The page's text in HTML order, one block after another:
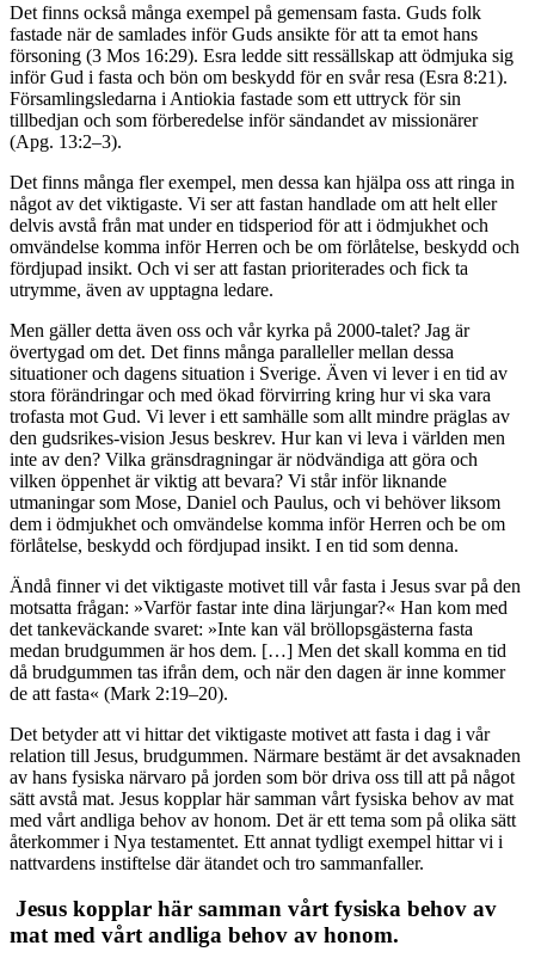
Det finns också många exempel på gemensam fasta. Guds folk
fastade när de samlades inför Guds ansikte för att ta emot hans
försoning (3 Mos 16:29). Esra ledde sitt ressällskap att ödmjuka sig
inför Gud i fasta och bön om beskydd för en svår resa (Esra 8:21).
Församlingsledarna i Antiokia fastade som ett uttryck för sin
tillbedjan och som förberedelse inför sändandet av missionärer
(Apg. 13:2–3).
Det finns många fler exempel, men dessa kan hjälpa oss att ringa in
något av det viktigaste. Vi ser att fastan handlade om att helt eller
delvis avstå från mat under en tidsperiod för att i ödmjukhet och
omvändelse komma inför Herren och be om förlåtelse, beskydd och
fördjupad insikt. Och vi ser att fastan prioriterades och fick ta
utrymme, även av upptagna ledare.
Men gäller detta även oss och vår kyrka på 2000-talet? Jag är
övertygad om det. Det finns många paralleller mellan dessa
situationer och dagens situation i Sverige. Även vi lever i en tid av
stora förändringar och med ökad förvirring kring hur vi ska vara
trofasta mot Gud. Vi lever i ett samhälle som allt mindre präglas av
den gudsrikes-vision Jesus beskrev. Hur kan vi leva i världen men
inte av den? Vilka gränsdragningar är nödvändiga att göra och
vilken öppenhet är viktig att bevara? Vi står inför liknande
utmaningar som Mose, Daniel och Paulus, och vi behöver liksom
dem i ödmjukhet och omvändelse komma inför Herren och be om
förlåtelse, beskydd och fördjupad insikt. I en tid som denna.
Ändå finner vi det viktigaste motivet till vår fasta i Jesus svar på den
motsatta frågan: »Varför fastar inte dina lärjungar?« Han kom med
det tankeväckande svaret: »Inte kan väl bröllopsgästerna fasta
medan brudgummen är hos dem. […] Men det skall komma en tid
då brudgummen tas ifrån dem, och när den dagen är inne kommer
de att fasta« (Mark 2:19–20).
Det betyder att vi hittar det viktigaste motivet att fasta i dag i vår
relation till Jesus, brudgummen. Närmare bestämt är det avsaknaden
av hans fysiska närvaro på jorden som bör driva oss till att på något
sätt avstå mat. Jesus kopplar här samman vårt fysiska behov av mat
med vårt andliga behov av honom. Det är ett tema som på olika sätt
återkommer i Nya testamentet. Ett annat tydligt exempel hittar vi i
nattvardens instiftelse där ätandet och tro sammanfaller.
Jesus kopplar här samman vårt fysiska behov av
mat med vårt andliga behov av honom.